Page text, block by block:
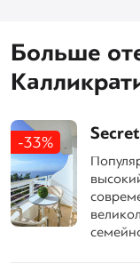
Больше
-33%